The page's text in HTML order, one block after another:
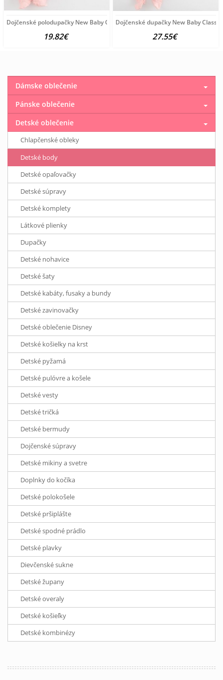
Dojčenské polodupačky New Baby Classic II 3ks girl ružová
19.82€
Dojčenské dupačky New Baby
27.55€
Dámske oblečenie
Pánske oblečenie
Detské oblečenie
Chlapčenské obleky
Detské body
Detské opaľovačky
Detské súpravy
Detské komplety
Látkové plienky
Dupačky
Detské nohavice
Detské šaty
Detské kabáty, fusaky a bundy
Detské zavinovačky
Detské oblečenie Disney
Detské košielky na krst
Detské pyžamá
Detské pulóvre a košele
Detské vesty
Detské tričká
Detské bermudy
Dojčenské súpravy
Detské mikiny a svetre
Doplnky do kočíka
Detské polokošele
Detské pršiplášte
Detské spodné prádlo
Detské plavky
Dievčenské sukne
Detské župany
Detské overaly
Detské košieľky
Detské kombinézy